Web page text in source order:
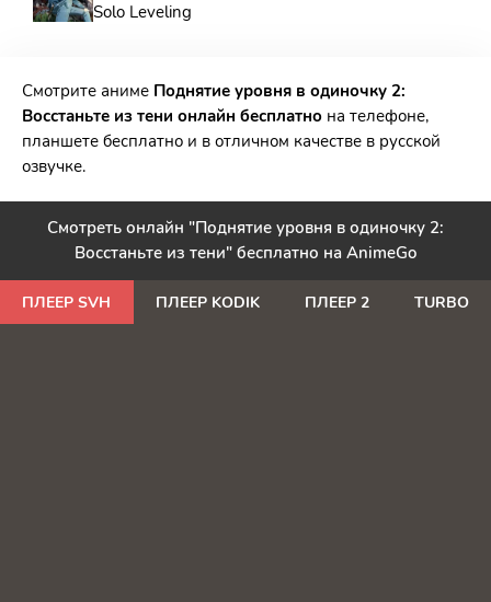
Solo Leveling
Смотрите аниме Поднятие уровня в одиночку 2:
Восстаньте из тени онлайн бесплатно на телефоне,
планшете бесплатно и в отличном качестве в русской
озвучке.
Смотреть онлайн "Поднятие уровня в одиночку 2:
Восстаньте из тени" бесплатно на AnimeGo
ПЛЕЕР SVH ПЛЕЕР KODIK ПЛЕЕР 2 TURBO